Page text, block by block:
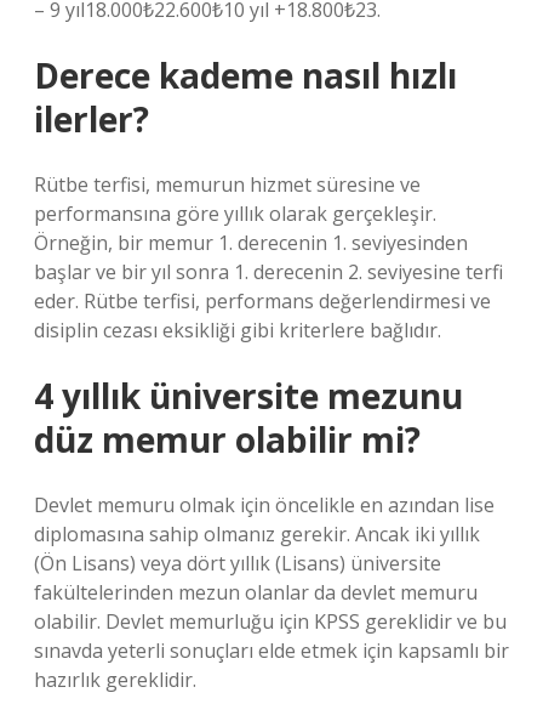
– 9 yıl18.000₺22.600₺10 yıl +18.800₺23.
Derece kademe nasıl hızlı
ilerler?
Rütbe terfisi, memurun hizmet süresine ve
performansına göre yıllık olarak gerçekleşir.
Örneğin, bir memur 1. derecenin 1. seviyesinden
başlar ve bir yıl sonra 1. derecenin 2. seviyesine terfi
eder. Rütbe terfisi, performans değerlendirmesi ve
disiplin cezası eksikliği gibi kriterlere bağlıdır.
4 yıllık üniversite mezunu
düz memur olabilir mi?
Devlet memuru olmak için öncelikle en azından lise
diplomasına sahip olmanız gerekir. Ancak iki yıllık
(Ön Lisans) veya dört yıllık (Lisans) üniversite
fakültelerinden mezun olanlar da devlet memuru
olabilir. Devlet memurluğu için KPSS gereklidir ve bu
sınavda yeterli sonuçları elde etmek için kapsamlı bir
hazırlık gereklidir.